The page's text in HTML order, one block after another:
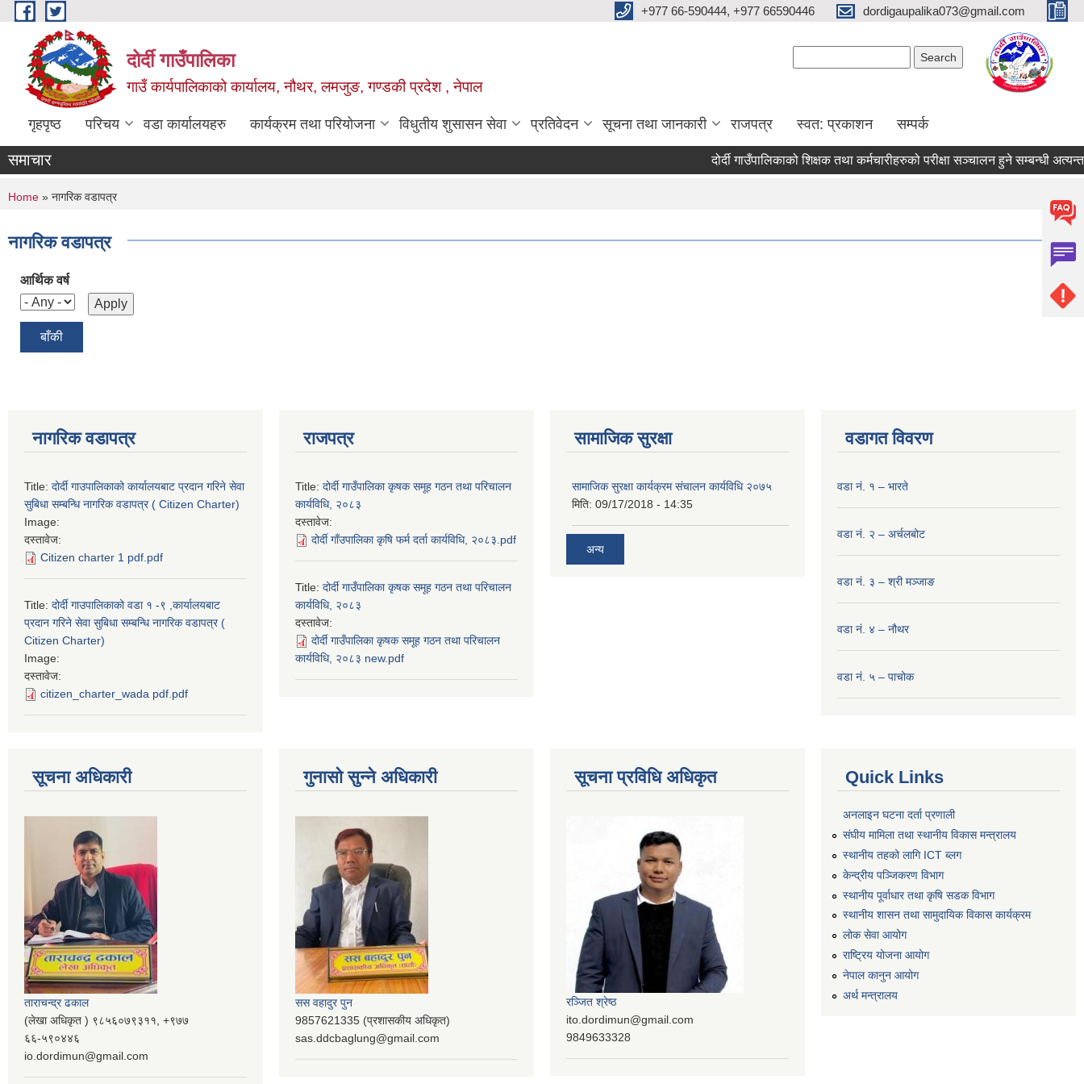
Skip to main content +977 66-590444, +977 66590446 dordigaupalika073@gmail.com
दोर्दी गाउँपालिका
गाउँ कार्यपालिकाको कार्यालय, नौथर, लमजुङ, गण्डकी प्रदेश , नेपाल
गृहपृष्ठ परिचय वडा कार्यालयहरु कार्यक्रम तथा परियोजना विधुतीय शुसासन सेवा प्रतिवेदन सूचना तथा जानकारी राजपत्र स्वत: प्रकाशन सम्पर्क
समाचार दोर्दी गाउँपालिकाको शिक्षक तथा कर्मचारीहरुको परीक्षा सञ्चालन हुने सम्बन्धी अत्यन्त
You are here
Home » नागरिक वडापत्र
नागरिक वडापत्र
आर्थिक वर्ष
बाँकी
नागरिक वडापत्र
Title: दोर्दी गाउपालिकाको कार्यालयबाट प्रदान गरिने सेवा
सुबिधा सम्बन्धि नागरिक वडापत्र ( Citizen Charter)
Image:
दस्तावेज:
Citizen charter 1 pdf.pdf
Title: दोर्दी गाउपालिकाको वडा १ -९ ,कार्यालयबाट
प्रदान गरिने सेवा सुबिधा सम्बन्धि नागरिक वडापत्र (
Citizen Charter)
Image:
दस्तावेज:
citizen_charter_wada pdf.pdf
राजपत्र
Title: दोर्दी गाउँपालिका कृषक समूह गठन तथा परिचालन
कार्यविधि, २०८३
दस्तावेज:
दोर्दी गाँउपालिका कृषि फर्म दर्ता कार्यविधि, २०८३.pdf
Title: दोर्दी गाउँपालिका कृषक समूह गठन तथा परिचालन
कार्यविधि, २०८३
दस्तावेज:
दोर्दी गाउँपालिका कृषक समूह गठन तथा परिचालन
कार्यविधि, २०८३ new.pdf
सामाजिक सुरक्षा
सामाजिक सुरक्षा कार्यक्रम संचालन कार्यविधि २०७५
मिति: 09/17/2018 - 14:35
अन्य
वडागत विवरण
वडा नं. १ – भारते
वडा नं. २ – अर्चलबोट
वडा नं. ३ – श्री मञ्‍जाङ
वडा नं. ४ – नौथर
वडा नं. ५ – पाचोक
सूचना अधिकारी
ताराचन्द्र ढकाल
(लेखा अधिकृत ) ९८५६०७९३११, ‌‍‍+९७७
६६-५९०४४६
io.dordimun@gmail.com
गुनासो सुन्ने अधिकारी
सस वहादुर पुन
9857621335 (प्रशासकीय अधिकृत)
sas.ddcbaglung@gmail.com
सूचना प्रविधि अधिकृत
रञ्‍जित श्रेष्ठ
ito.dordimun@gmail.com
9849633328
Quick Links
अनलाइन घटना दर्ता प्रणाली
संघीय मामिला तथा स्थानीय विकास मन्त्रालय
स्थानीय तहको लागि ICT ब्लग
केन्द्रीय पञ्जिकरण विभाग
स्थानीय पूर्वाधार तथा कृषि सडक विभाग
स्थानीय शासन तथा सामुदायिक विकास कार्यक्रम
लोक सेवा आयोग
राष्ट्रिय योजना आयोग
नेपाल कानुन आयोग
अर्थ मन्त्रालय